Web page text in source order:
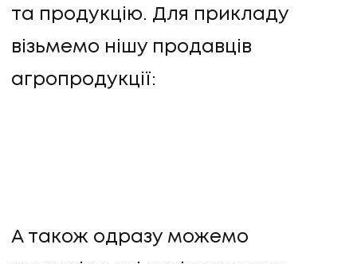
та продукцію. Для прикладу
візьмемо нішу продавців
агропродукції:
А також одразу можемо